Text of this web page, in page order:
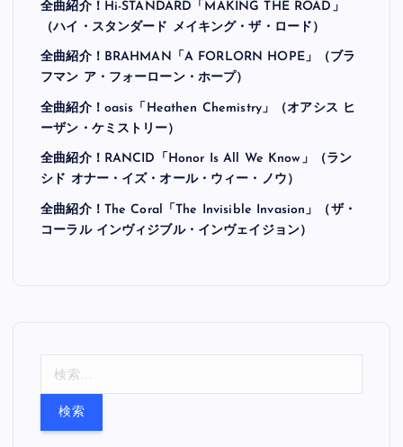
全曲紹介！Hi-STANDARD「MAKING THE ROAD」
（ハイ・スタンダード メイキング・ザ・ロード）
全曲紹介！BRAHMAN「A FORLORN HOPE」（ブラ
フマン ア・フォーローン・ホープ）
全曲紹介！oasis「Heathen Chemistry」（オアシス ヒ
ーザン・ケミストリー）
全曲紹介！RANCID「Honor Is All We Know」（ラン
シド オナー・イズ・オール・ウィー・ノウ）
全曲紹介！The Coral「The Invisible Invasion」（ザ・
コーラル インヴィジブル・インヴェイジョン）